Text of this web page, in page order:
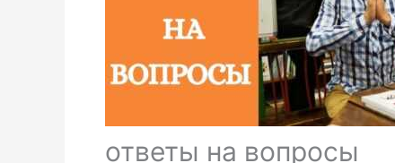
ответы на вопросы